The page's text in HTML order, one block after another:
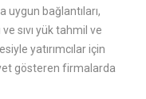
uygun bağlantıları,
sıvı yük tahmil ve
yatırımcılar için
gösteren firmalarda